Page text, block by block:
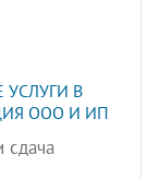
УСЛУГИ В
ООО И ИП
сдача